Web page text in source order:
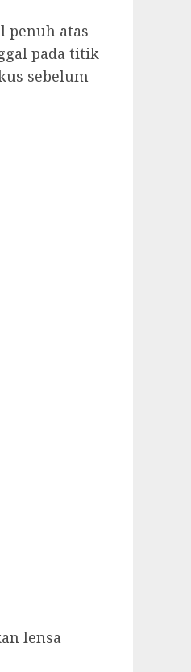
penuh atas
pada titik
sebelum
lensa